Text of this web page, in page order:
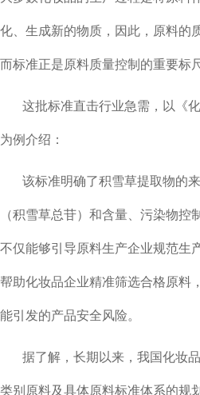
化、生成新的物质，因此，原料的
而标准正是原料质量控制的重要标尺
这批标准直击行业急需，以《
为例介绍：
该标准明确了积雪草提取物的
（积雪草总苷）和含量、污染物控
不仅能够引导原料生产企业规范生
帮助化妆品企业精准筛选合格原料
能引发的产品安全风险。
据了解，长期以来，我国化妆
类别原料及具体原料标准体系的规